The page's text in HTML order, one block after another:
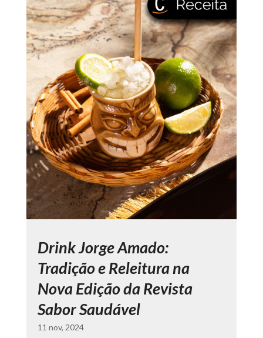
Drink Jorge Amado:
Tradição e Releitura na
Nova Edição da Revista
Sabor Saudável
11 nov, 2024